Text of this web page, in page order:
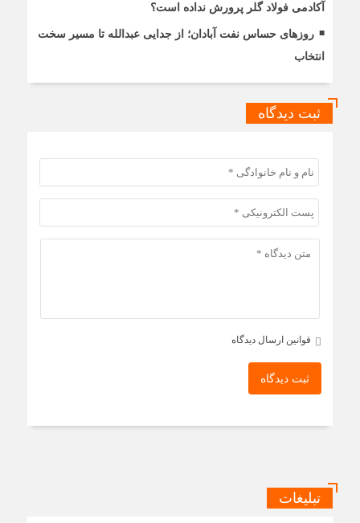
آکادمی فولاد گلر پرورش نداده است؟
روزهای حساس نفت آبادان؛ از جدایی عبدالله تا مسیر سخت
انتخاب
ثبت دیدگاه
قوانین ارسال دیدگاه
ثبت دیدگاه
تبلیغات